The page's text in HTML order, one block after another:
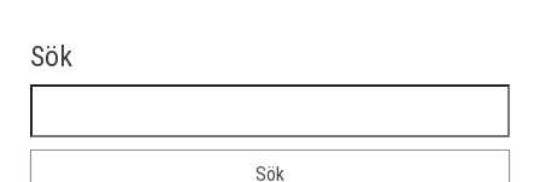
Sök